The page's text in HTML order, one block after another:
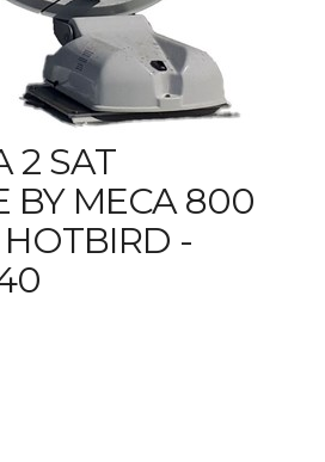
2 SAT
BY MECA 800
-